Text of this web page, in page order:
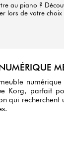
au piano ?
lors de votre
Korg, parfait
qui recherchent